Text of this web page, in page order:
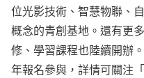
位光影技術、智慧物聯、
概念的青創基地。還有更
修、學習課程也陸續開辦
年報名參與，詳情可關注